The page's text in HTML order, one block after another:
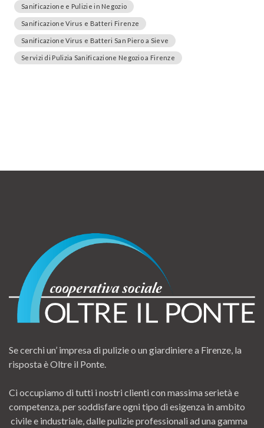
Sanificazione e Pulizie in Negozio
Sanificazione Virus e Batteri Firenze
Sanificazione Virus e Batteri San Piero a Sieve
Servizi di Pulizia Sanificazione Negozio a Firenze
Se cerchi un’ impresa di pulizie o un giardiniere a Firenze, la
risposta è Oltre il Ponte.
Ci occupiamo di tutti i nostri clienti con massima serietà e
competenza, per soddisfare ogni tipo di esigenza in ambito
civile e industriale, dalle pulizie professionali ad una gamma